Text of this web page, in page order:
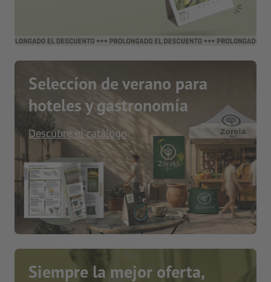
Seleccíon de verano para
hoteles y gastronomía
Descubre el catálogo
Siempre la mejor oferta,